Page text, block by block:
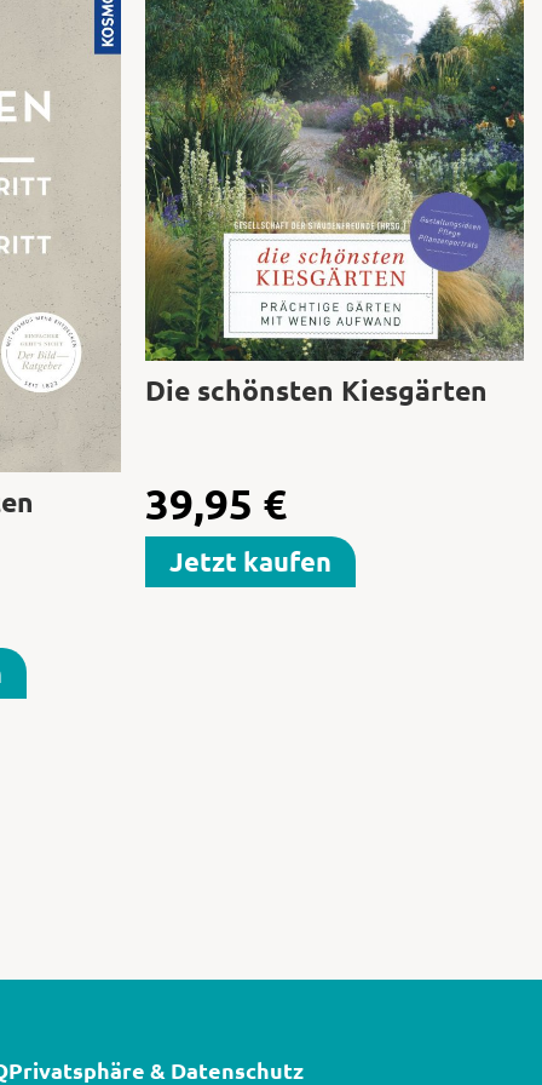
Die schönsten Kiesgärten
39,95 €
Jetzt kaufen
Privatsphäre & Datenschutz